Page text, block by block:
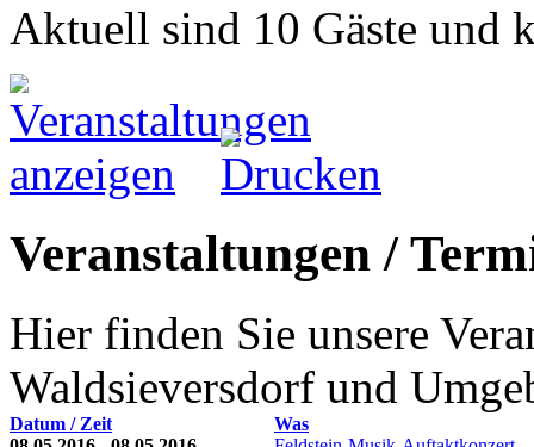
Aktuell sind 10 Gäste und
Veranstaltungen /
Hier finden Sie unsere
Waldsieversdorf und
Datum / Zeit
Was